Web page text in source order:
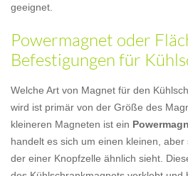
geeignet.
Powermagnet oder
Befestigungen für
Welche Art von Magnet für den
wird ist primär von der Größe des
kleineren Magneten ist ein
handelt es sich um einen kleinen, aber
der einer Knopfzelle ähnlich sieht.